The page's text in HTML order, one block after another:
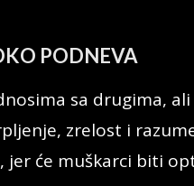
PODNEVA
sa drugima,
zrelost i
jer će muškarci biti